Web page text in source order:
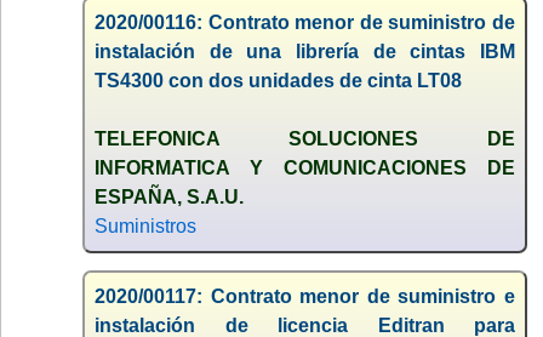
2020/00116: Contrato menor de suministro de
instalación de una librería de cintas IBM
TS4300 con dos unidades de cinta LT08
TELEFONICA SOLUCIONES DE
INFORMATICA Y COMUNICACIONES DE
ESPAÑA, S.A.U.
Suministros
2020/00117: Contrato menor de suministro e
instalación de licencia Editran para